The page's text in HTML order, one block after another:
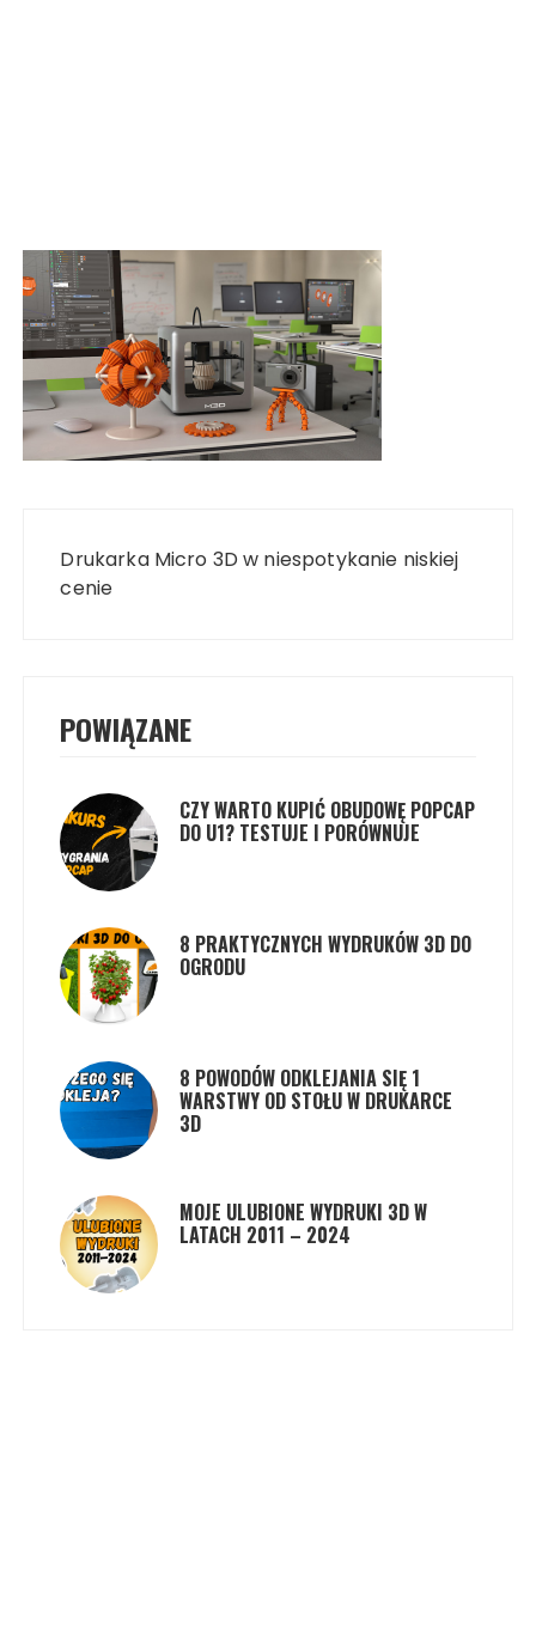
wpisu
Drukarka Micro 3D w niespotykanie niskiej
cenie
POWIĄZANE
CZY WARTO KUPIĆ OBUDOWĘ POPCAP
DO U1? TESTUJE I PORÓWNUJE
8 PRAKTYCZNYCH WYDRUKÓW 3D DO
OGRODU
8 POWODÓW ODKLEJANIA SIĘ 1
WARSTWY OD STOŁU W DRUKARCE
3D
MOJE ULUBIONE WYDRUKI 3D W
LATACH 2011 – 2024